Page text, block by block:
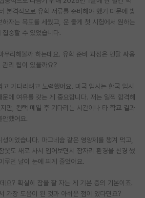
본격적으로 유학 서류를 준비해야 했기 때문에 방
하자는 목표를 세웠고, 운 좋게 첫 시험에서 원하는
중할 수 있었습니다.
무리해볼까 하는데요. 유학 준비 과정은 멘탈 싸움
관리 팁이 있을까요?
기다리려고 노력했어요. 미국 입시는 한국 입시
에 여유를 갖는 게 중요합니다. 저는 일찍 합격해
만, 컨택 메일 후 기다리는 시간이나 타 학교 결과
안했어요.
이었습니다. 마그네슘 같은 영양제를 챙겨 먹고,
옷도 새로 사서 입어보면서 잠자리 환경을 신경 썼
루던 날이 눈에 띄게 줄었어요.
요? 확실히 잠을 잘 자는 게 기본 중의 기본이죠.
가장 도움이 된 것과 아쉬운 점이 있다면요?